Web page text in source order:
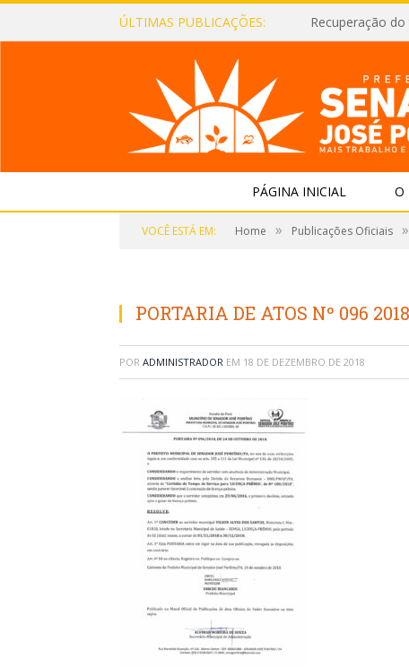
ÚLTIMAS PUBLICAÇÕES: Recuperação
PÁGINA INICIAL O
VOCÊ ESTÁ EM: Home » Publicações Oficiais »
PORTARIA DE ATOS Nº 096
POR ADMINISTRADOR EM 18 DE DEZEMBRO DE 2018